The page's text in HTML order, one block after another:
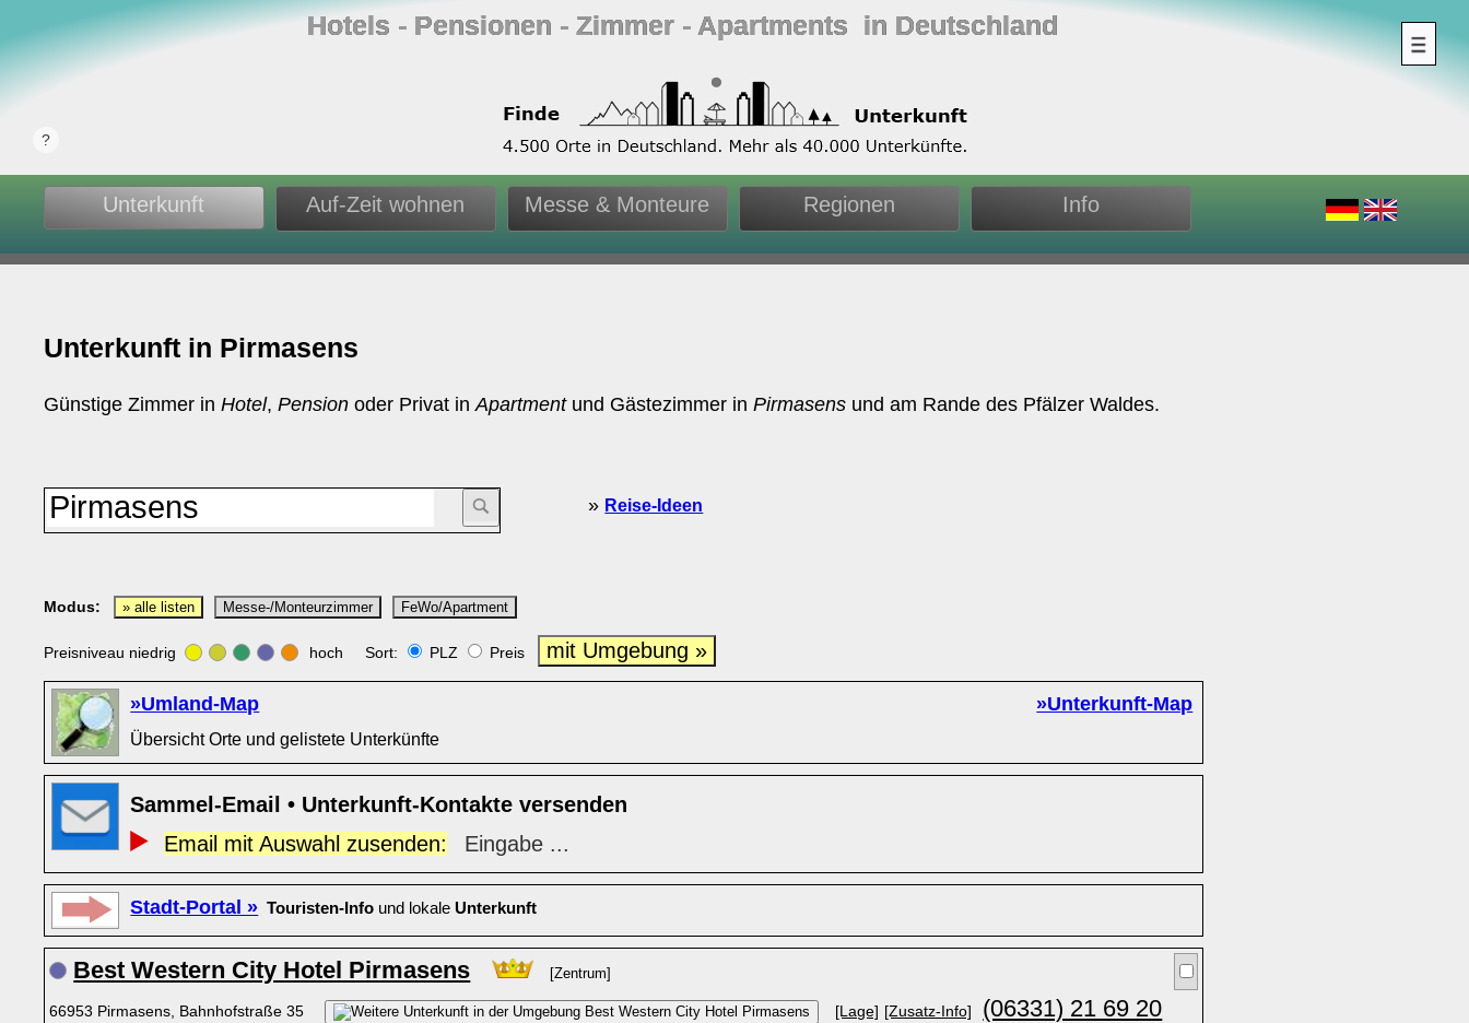
Hotels ‐ Pensionen ‐ Zimmer ‐ Apartments in Deutschland
Unterkunft Auf-Zeit wohnen Messe & Monteure Regionen Info
Unterkunft in Pirmasens
Günstige Zimmer inHotel,Pension oder Privat inApartmentund Gästezimmer inPirmasens und am Rande des Pfälzer Waldes.
» Reise-Ideen
Modus: » alle listen Messe-/Monteurzimmer FeWo/Apartment
Preisniveau niedrig hoch Sort: PLZ Preis mit Umgebung »
»Umland-Map »Unterkunft-Map
Übersicht Orte und gelistete Unterkünfte
Sammel-Email • Unterkunft-Kontakte versenden
Email mit Auswahl zusenden:
Eingabe ...
Stadt-Portal » Touristen-Info und lokale Unterkunft
Best Western City Hotel Pirmasens [Zentrum]
66953 Pirmasens, Bahnhofstraße 35 [Lage] [Zusatz-Info] (06331) 21 69 20